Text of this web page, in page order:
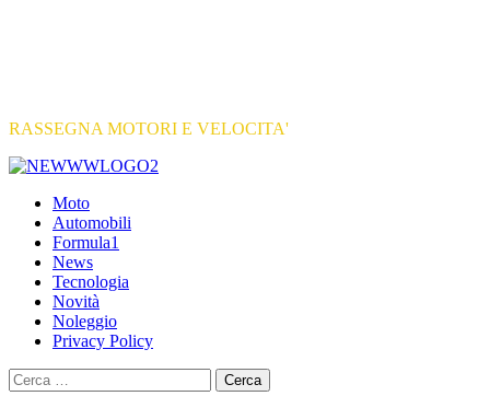
RASSEGNA MOTORI E VELOCITA'
Primary
Moto
Automobili
Formula1
News
Tecnologia
Novità
Noleggio
Privacy Policy
Ricerca